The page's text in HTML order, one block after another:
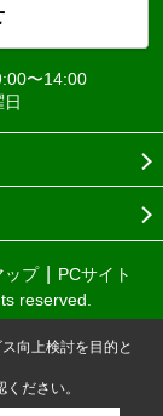
〜14:00
ップ
PCサイト
reserved.
向上検討を目的と
ください。